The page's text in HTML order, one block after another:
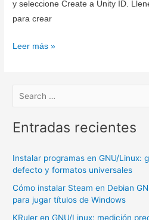
y seleccione Create a Unity ID.
para crear
Unity
Error
the
License
Leer más »
Entradas recientes
Instalar programas en GNU/Linux:
defecto y formatos universales
Cómo instalar Steam en Debian
para jugar títulos de Windows
KRuler en GNU/Linux: medición